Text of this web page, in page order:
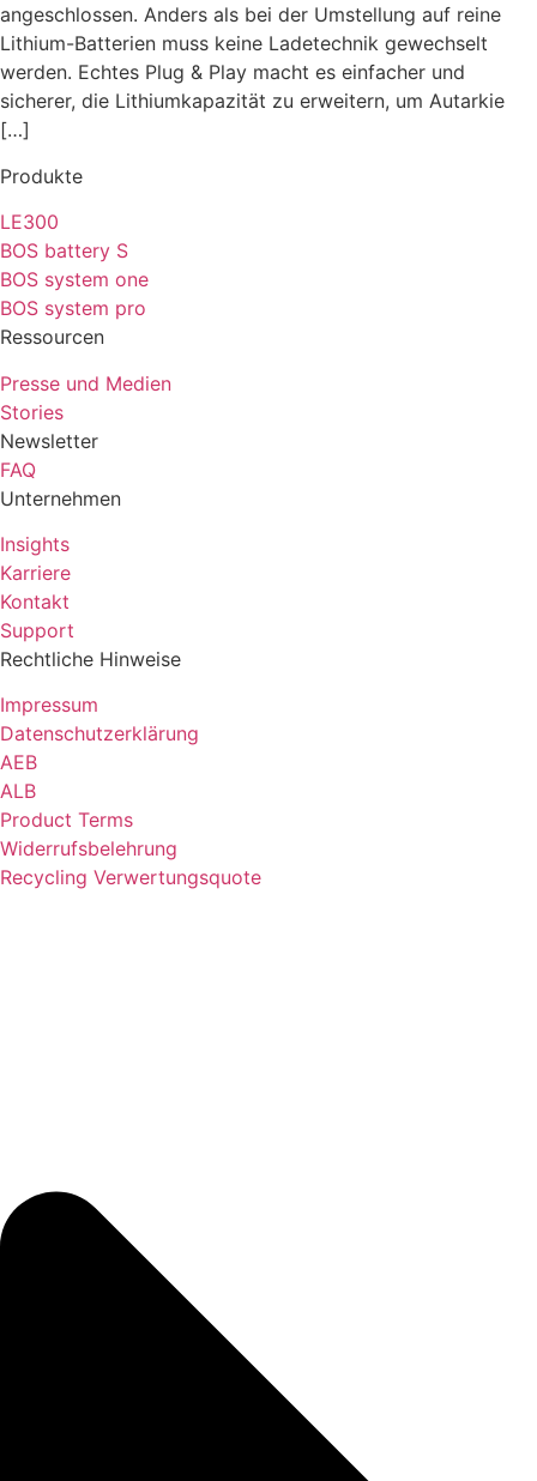
angeschlossen. Anders als bei der Umstellung auf reine
Lithium-Batterien muss keine Ladetechnik gewechselt
werden. Echtes Plug & Play macht es einfacher und
sicherer, die Lithiumkapazität zu erweitern, um Autarkie
[…]
Produkte
LE300
BOS battery S
BOS system one
BOS system pro
Ressourcen
Presse und Medien
Stories
Newsletter
FAQ
Unternehmen
Insights
Karriere
Kontakt
Support
Rechtliche Hinweise
Impressum
Datenschutzerklärung
AEB
ALB
Product Terms
Widerrufsbelehrung
Recycling Verwertungsquote